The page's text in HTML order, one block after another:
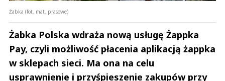
Żabka (fot. mat. prasowe)
Żabka Polska wdraża nową usługę Żappka
Pay, czyli możliwość płacenia aplikacją żappka
w sklepach sieci. Ma ona na celu
usprawnienie i przyśpieszenie zakupów przy